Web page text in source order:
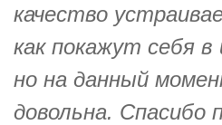
качество
как покажут себя в
но на данный
довольна. Спасибо